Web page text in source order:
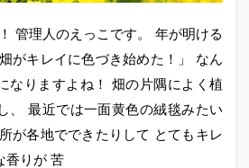
管理人のえっこです。 年が明ける
がキレイに色づき始めた！」 なん
なりますよね！ 畑の片隅によく植
、 最近では一面黄色の絨毯みたい
が各地でできたりして とてもキレ
香りが 苦